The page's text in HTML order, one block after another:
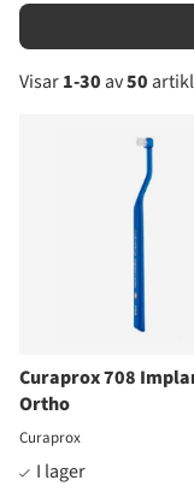
Visar1-30 av50
Curaprox 708
Ortho
Curaprox